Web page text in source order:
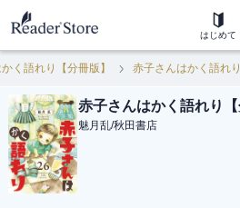
はじめて
く語れり【分冊版】 赤子さんはかく語れ
赤子さんはかく語れり
魅月乱/秋田書店